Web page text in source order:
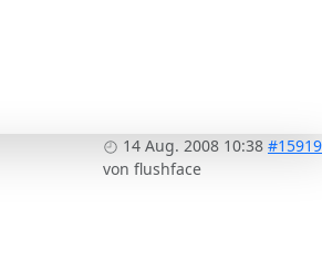
14 Aug. 2008 10:38 #15919
von flushface